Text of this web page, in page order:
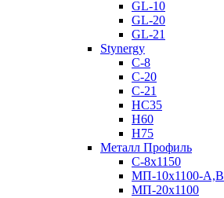
GL-10
GL-20
GL-21
Stynergy
C-8
C-20
C-21
НС35
Н60
H75
Металл Профиль
С-8х1150
МП-10x1100-А,В
МП-20х1100